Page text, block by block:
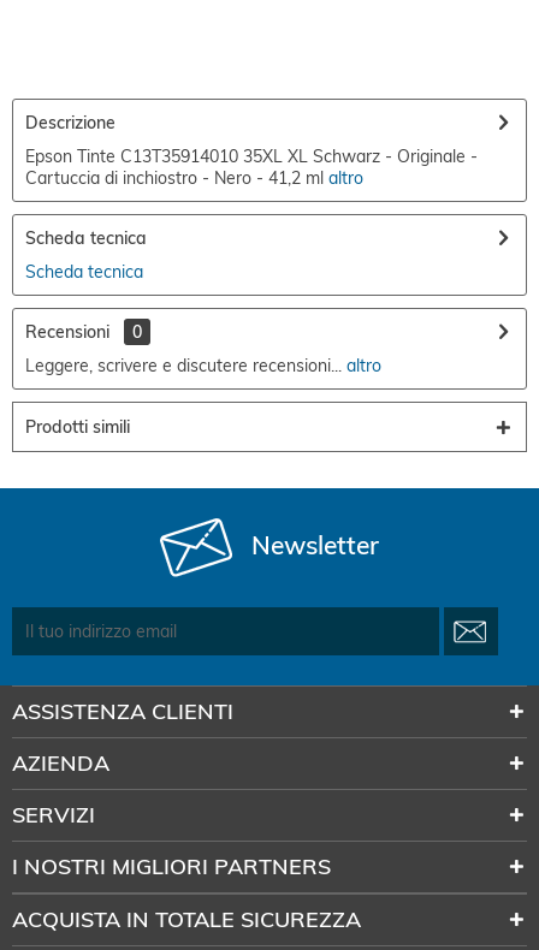
Descrizione
Epson Tinte C13T35914010 35XL XL Schwarz - Originale -
Cartuccia di inchiostro - Nero - 41,2 ml altro
Scheda tecnica
Scheda tecnica
Recensioni
0
Leggere, scrivere e discutere recensioni... altro
Prodotti simili
Newsletter
ASSISTENZA CLIENTI
AZIENDA
SERVIZI
I NOSTRI MIGLIORI PARTNERS
ACQUISTA IN TOTALE SICUREZZA